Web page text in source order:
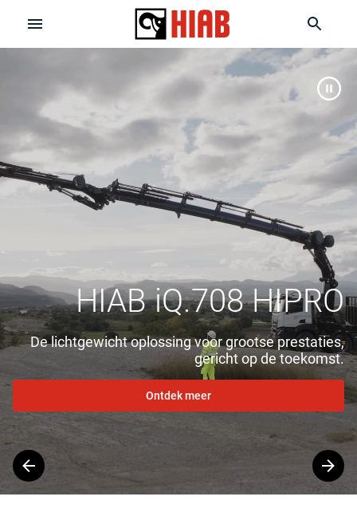
HIAB iQ.708 HIPRO
De lichtgewicht oplossing voor grootse prestaties,
gericht op de toekomst.
Ontdek meer